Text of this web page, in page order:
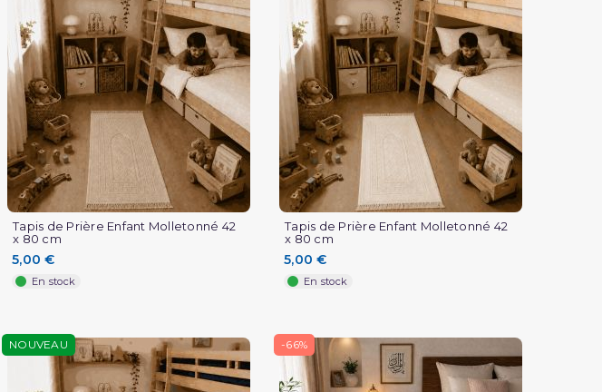
Tapis de Prière Enfant Molletonné 42
x 80 cm
5,00 €
En stock
Tapis de Prière Enfant Molletonné 42
x 80 cm
5,00 €
En stock
NOUVEAU -66%